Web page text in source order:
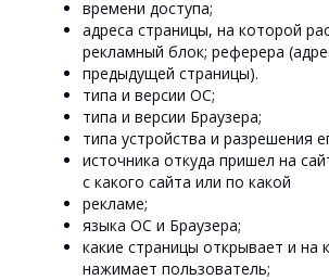
времени доступа;
адреса страницы, на которой
рекламный блок; реферера
предыдущей страницы).
типа и версии ОС;
типа и версии Браузера;
типа устройства и разрешения
источника откуда пришел на
с какого сайта или по какой
рекламе;
языка ОС и Браузера;
какие страницы открывает и на
нажимает пользователь;